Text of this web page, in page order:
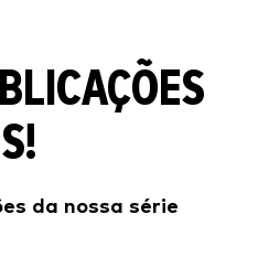
da nossa série